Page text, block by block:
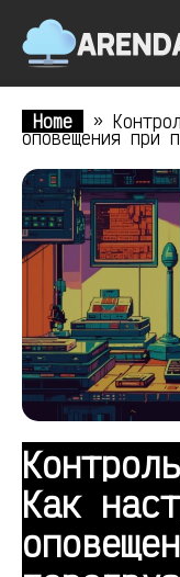
Home »
оповещения при
Как